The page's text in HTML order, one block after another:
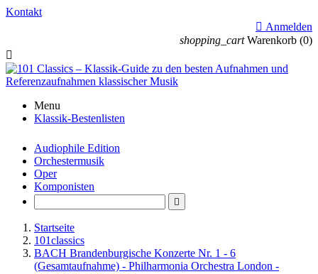
Kontakt
 Anmelden
shopping_cart Warenkorb (0)

Menu
Klassik-Bestenlisten
Audiophile Edition
Orchestermusik
Oper
Komponisten

Startseite
101classics
BACH Brandenburgische Konzerte Nr. 1 - 6
(Gesamtaufnahme) - Philharmonia Orchestra London -